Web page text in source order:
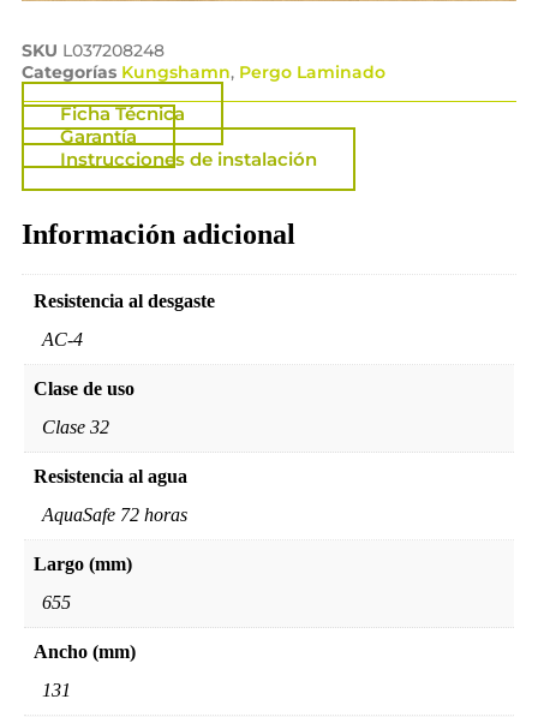
SKU L037208248
Categorías Kungshamn, Pergo Laminado
Ficha Técnica
Garantía
Instrucciones de instalación
Información adicional
Resistencia al desgaste
AC-4
Clase de uso
Clase 32
Resistencia al agua
AquaSafe 72 horas
Largo (mm)
655
Ancho (mm)
131